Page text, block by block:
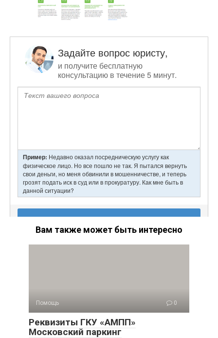
Вам также может быть интересно
Помощь 0
Реквизиты ГКУ «АМПП»
Московский паркинг